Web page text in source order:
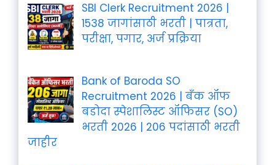
SBI Clerk Recruitment 2026 |
1538 जागांसाठी भरती | पात्रता,
परीक्षा, पगार, अर्ज प्रक्रिया
Bank of Baroda SO
Recruitment 2026 | बँक ऑफ
बडोदा स्पेशालिस्ट ऑफिसर (SO)
भरती 2026 | 206 पदांसाठी भरती
जाहीर